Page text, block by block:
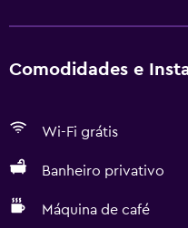
Comodidades e
Wi-Fi grátis
Banheiro privativo
Máquina de café